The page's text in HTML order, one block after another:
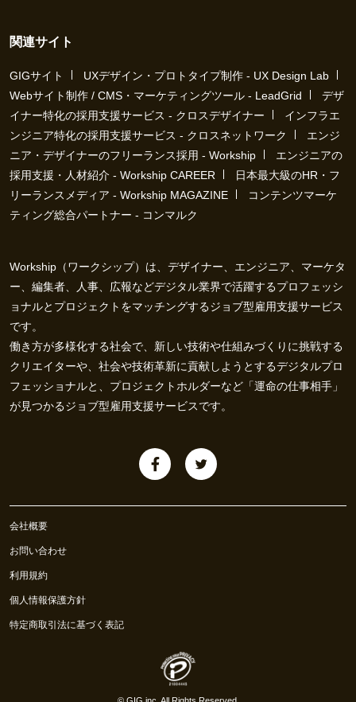
関連サイト
GIGサイト
UXデザイン・プロトタイプ制作 - UX Design Lab
Webサイト制作 / CMS・マーケティングツール - LeadGrid
デザ
イナー特化の採用支援サービス - クロスデザイナー
インフラエ
ンジニア特化の採用支援サービス - クロスネットワーク
エンジ
ニア・デザイナーのフリーランス採用 - Workship
エンジニアの
採用支援・人材紹介 - Workship CAREER
日本最大級のHR・フ
リーランスメディア - Workship MAGAZINE
コンテンツマーケ
ティング総合パートナー - コンマルク
Workship（ワークシップ）は、デザイナー、エンジニア、マーケタ
ー、編集者、人事、広報などデジタル業界で活躍するプロフェッシ
ョナルとプロジェクトをマッチングするジョブ型雇用支援サービス
です。
働き方が多様化する社会で、新しい技術や仕組みづくりに挑戦する
クリエイターや、社会や技術革新に貢献しようとするデジタルプロ
フェッショナルと、プロジェクトホルダーなど「運命の仕事相手」
が見つかるジョブ型雇用支援サービスです。
会社概要
お問い合わせ
利用規約
個人情報保護方針
特定商取引法に基づく表記